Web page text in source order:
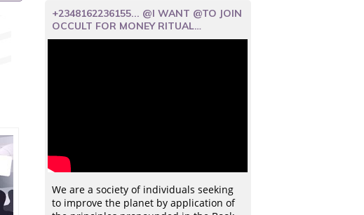
+2348162236155... @I WANT @TO JOIN
OCCULT FOR MONEY RITUAL…
We are a society of individuals seeking
to improve the planet by application of